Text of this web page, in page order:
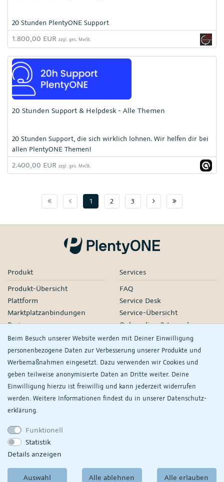
Beim Besuch unserer Website werden mit Deiner Einwilligung
personenbezogene Daten zur Verbesserung unserer Produkte und
Werbemaßnahmen eingesetzt. Dazu verwenden wir Cookies und
geben teilweise anonymisierte Daten an Dritte weiter. Deine
Einwilligung hierzu ist freiwillig und kann jederzeit widerrufen
werden. Weitere Informationen findest du in unserer Daten­schutz­
erklärung.
Funktionell
Statistik
Details anzeigen
Auswahl Alle ablehnen Alle erlauben
20 Stunden PlentyONE Support
1.800,00 EUR zzgl. ges. MwSt.
20 Stunden Support & Helpdesk - Alle Themen
20 Stunden Support, die sich wirklich lohnen. Wir helfen dir bei
allen PlentyONE Themen!
2.400,00 EUR zzgl. ges. MwSt.
Seite 1Vorherige Seite
1 2 3 Nächste Seite
Seite
Produkt
Produkt-Übersicht
Plattform
Marktplatzanbindungen
Preise
Services
FAQ
Service Desk
Service-Übersicht
Onboarding & Launch
Services
Managed Services
Partner-Netzwerk
Webinare
Knowledge
plentyDevelopers
Product Information Hub
Unternehmen
ansehen/ändern